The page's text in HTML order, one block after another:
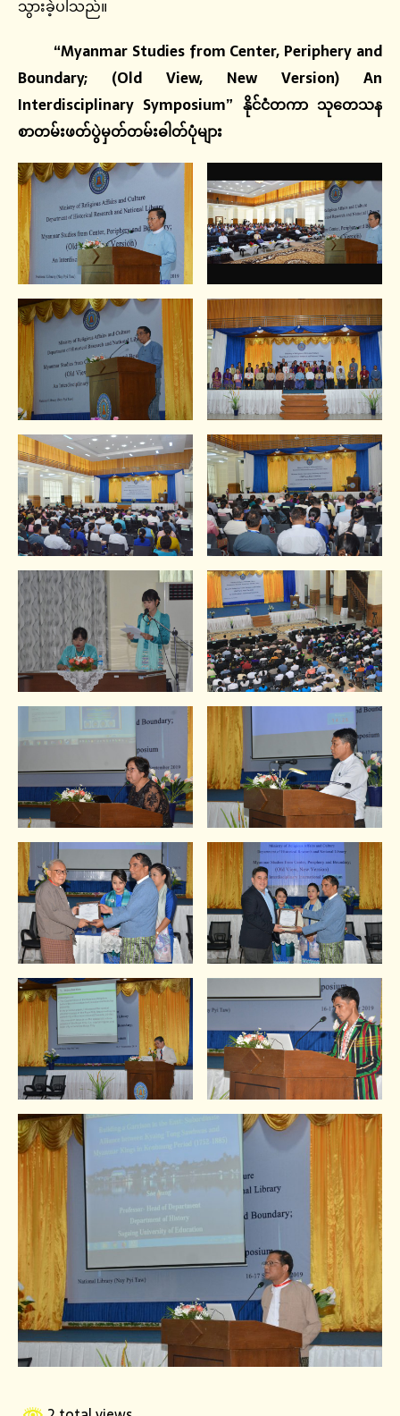
သွား‌‌‌‌‌ခဲ့‌ပါသည်‌။
“Myanmar Studies from Center, Periphery and
Boundary; (Old View, New Version) An
Interdisciplinary Symposium” နိုင်ငံတကာ သုတေသန
စာတမ်းဖတ်ပွဲမှတ်တမ်းဓါတ်ပုံများ